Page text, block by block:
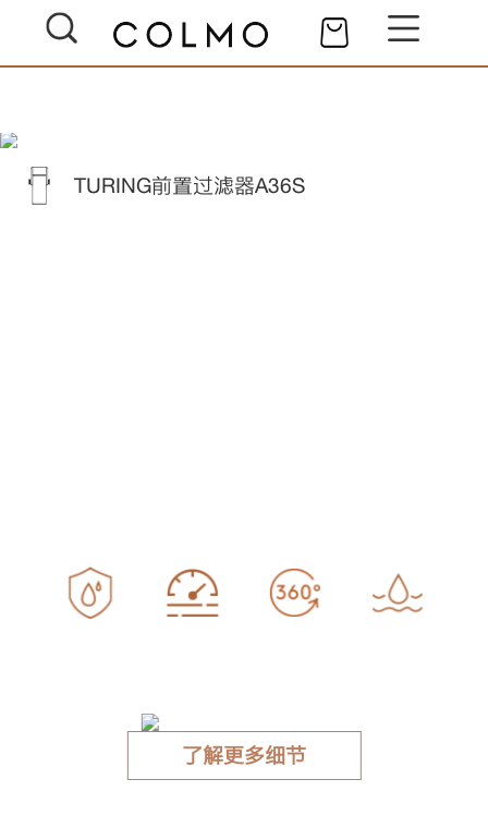
TURING前置过滤器A36S
了解更多细节